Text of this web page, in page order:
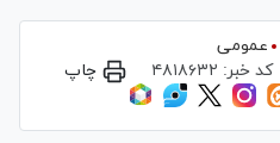
عمومی
کد خبر: ۴۸۱۸۶۳۲ چاپ